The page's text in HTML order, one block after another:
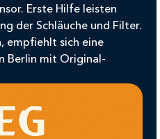
Erste Hilfe leisten
der Schläuche und Filter.
empfiehlt sich eine
Berlin mit Original-